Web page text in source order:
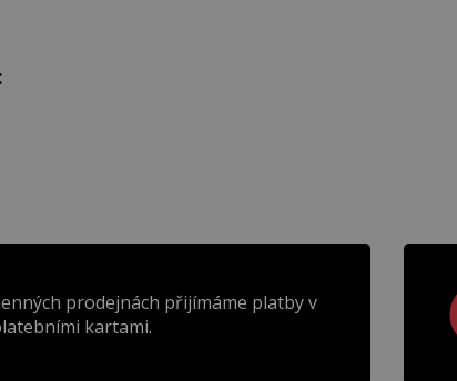
prodejnách přijímáme platby v
kartami.